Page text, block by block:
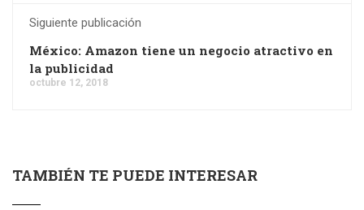
Siguiente publicación
México: Amazon tiene un negocio atractivo en
la publicidad
octubre 12, 2018
TAMBIÉN TE PUEDE INTERESAR